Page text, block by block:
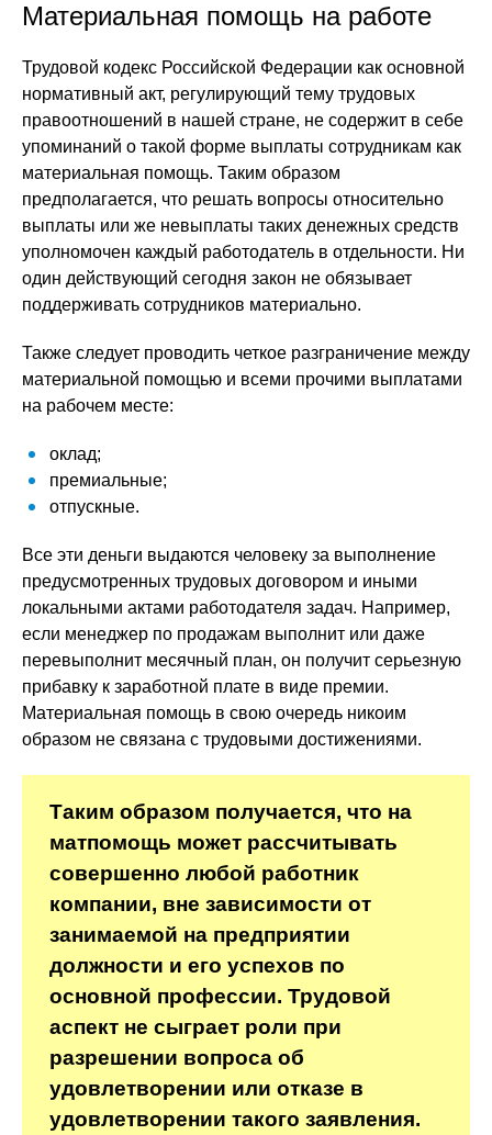
Материальная помощь на работе
Трудовой кодекс Российской Федерации как основной
нормативный акт, регулирующий тему трудовых
правоотношений в нашей стране, не содержит в себе
упоминаний о такой форме выплаты сотрудникам как
материальная помощь. Таким образом
предполагается, что решать вопросы относительно
выплаты или же невыплаты таких денежных средств
уполномочен каждый работодатель в отдельности. Ни
один действующий сегодня закон не обязывает
поддерживать сотрудников материально.
Также следует проводить четкое разграничение между
материальной помощью и всеми прочими выплатами
на рабочем месте:
оклад;
премиальные;
отпускные.
Все эти деньги выдаются человеку за выполнение
предусмотренных трудовых договором и иными
локальными актами работодателя задач. Например,
если менеджер по продажам выполнит или даже
перевыполнит месячный план, он получит серьезную
прибавку к заработной плате в виде премии.
Материальная помощь в свою очередь никоим
образом не связана с трудовыми достижениями.
Таким образом получается, что на
матпомощь может рассчитывать
совершенно любой работник
компании, вне зависимости от
занимаемой на предприятии
должности и его успехов по
основной профессии. Трудовой
аспект не сыграет роли при
разрешении вопроса об
удовлетворении или отказе в
удовлетворении такого заявления.